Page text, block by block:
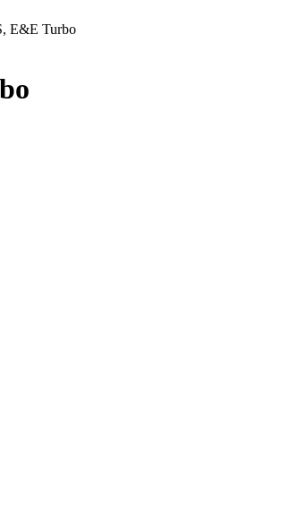
E&E Turbo